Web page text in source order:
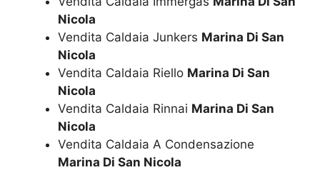
Nicola
Vendita Caldaia Junkers Marina Di San
Nicola
Vendita Caldaia Riello Marina Di San
Nicola
Vendita Caldaia Rinnai Marina Di San
Nicola
Vendita Caldaia A Condensazione
Marina Di San Nicola